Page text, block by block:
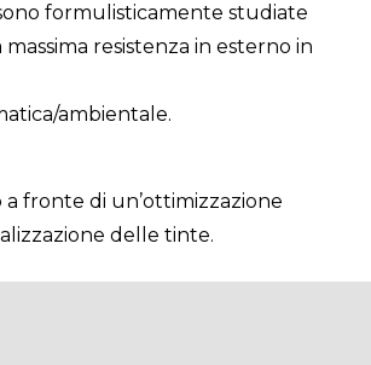
formulisticamente studiate
resistenza in esterno in
ambientale.
fronte di un’ottimizzazione
delle tinte.